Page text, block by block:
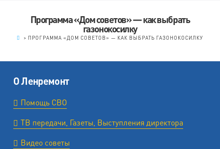
Программа «Дом советов» — как выбрать
газонокосилку
> ПРОГРАММА «ДОМ СОВЕТОВ» — КАК ВЫБРАТЬ ГАЗОНОКОСИЛКУ
О Ленремонт
Помощь СВО
ТВ передачи, Газеты, Выступления директора
Видео советы